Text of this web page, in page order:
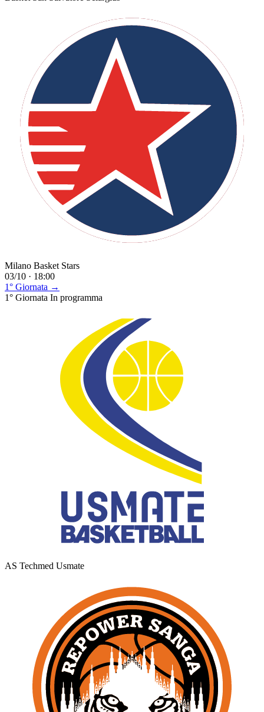
Milano Basket Stars
03/10 · 18:00
1° Giornata →
1° Giornata In programma
AS Techmed Usmate